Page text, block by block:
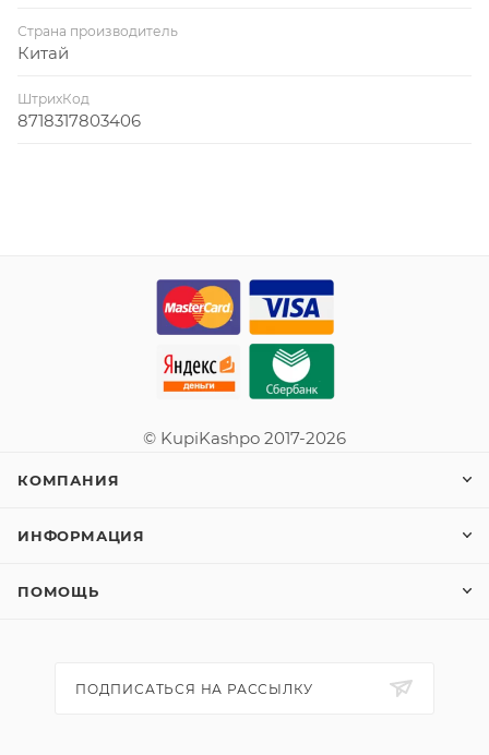
Страна производитель
Китай
ШтрихКод
8718317803406
© KupiKashpo 2017-2026
КОМПАНИЯ
ИНФОРМАЦИЯ
ПОМОЩЬ
ПОДПИСАТЬСЯ НА РАССЫЛКУ